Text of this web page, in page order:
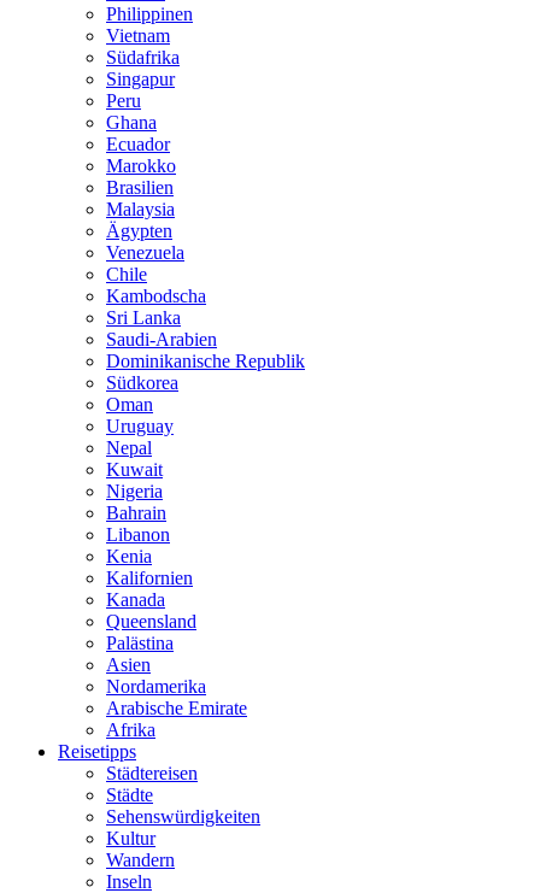
Philippinen
Vietnam
Südafrika
Singapur
Peru
Ghana
Ecuador
Marokko
Brasilien
Malaysia
Ägypten
Venezuela
Chile
Kambodscha
Sri Lanka
Saudi-Arabien
Dominikanische Republik
Südkorea
Oman
Uruguay
Nepal
Kuwait
Nigeria
Bahrain
Libanon
Kenia
Kalifornien
Kanada
Queensland
Palästina
Asien
Nordamerika
Arabische Emirate
Afrika
Reisetipps
Städtereisen
Städte
Sehenswürdigkeiten
Kultur
Wandern
Inseln